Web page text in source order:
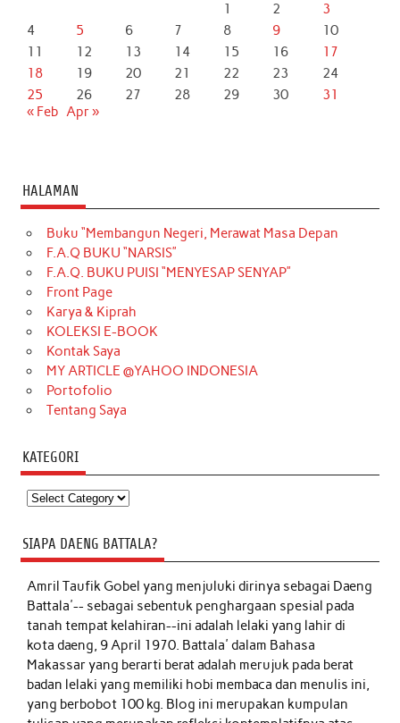
1 2
3
4
5 6 7 8 9
10
11
12 13 14 15 16
17
18
19 20 21 22 23
24
25
26 27 28 29 30
31
« Feb Apr »
HALAMAN
Buku “Membangun Negeri, Merawat Masa Depan
F.A.Q BUKU “NARSIS”
F.A.Q. BUKU PUISI “MENYESAP SENYAP”
Front Page
Karya & Kiprah
KOLEKSI E-BOOK
Kontak Saya
MY ARTICLE @YAHOO INDONESIA
Portofolio
Tentang Saya
KATEGORI
Kategori
SIAPA DAENG BATTALA?
Amril Taufik Gobelyang menjuluki dirinya sebagai Daeng
Battala'-- sebagai sebentuk penghargaan spesial pada
tanah tempat kelahiran--ini adalah lelaki yang lahir di
kota daeng, 9 April 1970. Battala' dalam Bahasa
Makassar yang berarti berat adalah merujuk pada berat
badan lelaki yang memiliki hobi membaca dan menulis ini,
yang berbobot 100 kg. Blog ini merupakan kumpulan